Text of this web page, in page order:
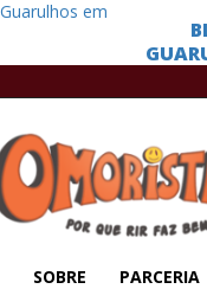
Omoristas
SOBRE PARCERIA